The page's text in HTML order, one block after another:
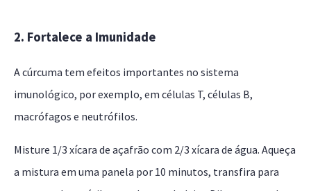
2. Fortalece a Imunidade
A cúrcuma tem efeitos importantes no sistema
imunológico, por exemplo, em células T, células B,
macrófagos e neutrófilos.
Misture 1/3 xícara de açafrão com 2/3 xícara de água. Aqueça
a mistura em uma panela por 10 minutos, transfira para